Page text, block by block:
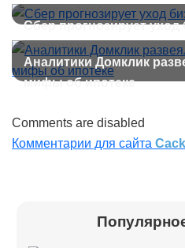
автокредитов
Сбер прогнозирует уход
наличные
Аналитики Домклик
мифы об ипотеке
Comments are disabled
Комментарии для сайта Cackl